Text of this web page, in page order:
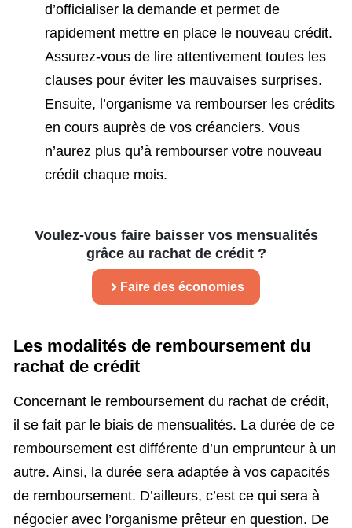
d’officialiser la demande et permet de
rapidement mettre en place le nouveau crédit.
Assurez-vous de lire attentivement toutes les
clauses pour éviter les mauvaises surprises.
Ensuite, l’organisme va rembourser les crédits
en cours auprès de vos créanciers. Vous
n’aurez plus qu’à rembourser votre nouveau
crédit chaque mois.
Voulez-vous faire baisser vos mensualités
grâce au rachat de crédit ?
Faire des économies
Les modalités de remboursement du
rachat de crédit
Concernant le remboursement du rachat de crédit,
il se fait par le biais de mensualités. La durée de ce
remboursement est différente d’un emprunteur à un
autre. Ainsi, la durée sera adaptée à vos capacités
de remboursement. D’ailleurs, c’est ce qui sera à
négocier avec l’organisme prêteur en question. De